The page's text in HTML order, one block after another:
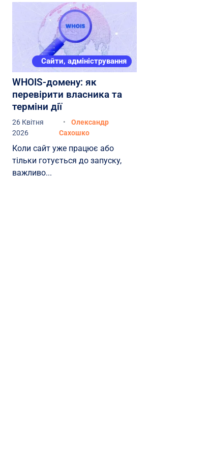
Сайти, адміністрування
WHOIS-домену: як
перевірити власника та
терміни дії
26 Квітня
2026
Олександр
Сахошко
Коли сайт уже працює або
тільки готується до запуску,
важливо...